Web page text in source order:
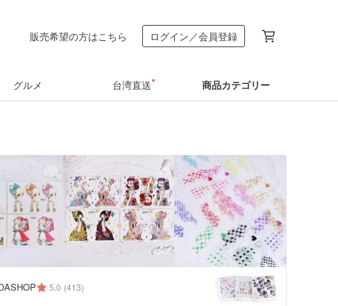
販売希望の方はこちら ログイン／会員登録
グルメ 台湾直送 商品カテゴリー
5.0 (413)